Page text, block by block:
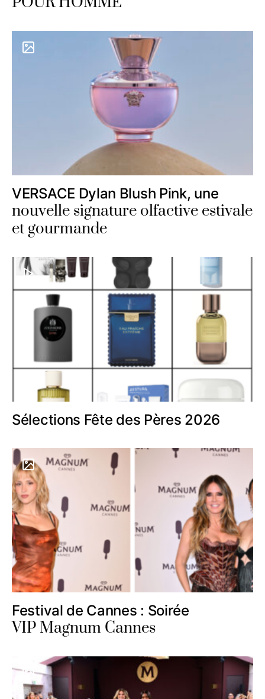
VERSACE Dylan Blush Pink, une
nouvelle signature olfactive estivale
et gourmande
Sélections Fête des Pères 2026
Festival de Cannes : Soirée
VIP Magnum Cannes